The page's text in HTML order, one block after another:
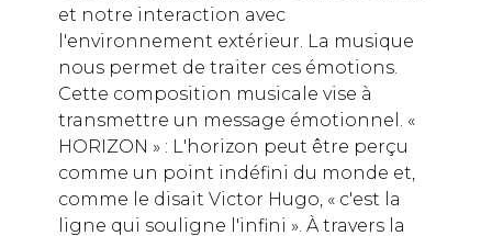
et notre interaction avec
l'environnement extérieur. La musique
nous permet de traiter ces émotions.
Cette composition musicale vise à
transmettre un message émotionnel. «
HORIZON » : L'horizon peut être perçu
comme un point indéfini du monde et,
comme le disait Victor Hugo, « c'est la
ligne qui souligne l'infini ». À travers la